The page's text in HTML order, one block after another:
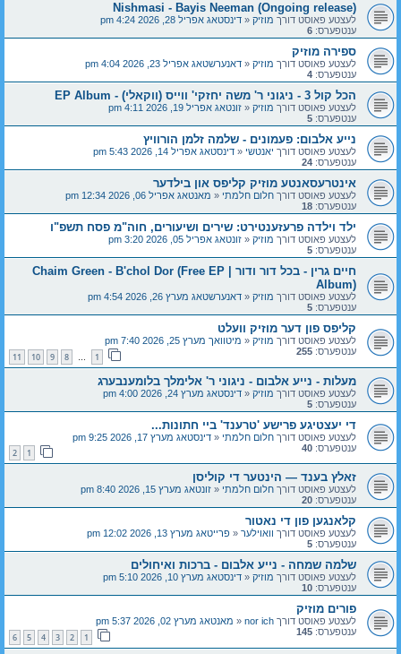
Nishmasi - Bayis Neeman (Ongoing release)
לעצטע פאוסט דורך מוזיק « דינסטאג אפריל 28, 2026 4:24 pm
ענטפערס: 6
ספירה מוזיק
לעצטע פאוסט דורך מוזיק « דאנערשטאג אפריל 23, 2026 4:04 pm
ענטפערס: 4
הכל קול 3 - ניגוני ר' משה יחזקי' ווייס (ווקאלי) - EP Album
לעצטע פאוסט דורך מוזיק « זונטאג אפריל 19, 2026 4:11 pm
ענטפערס: 5
נייע אלבום: פעמונים - שלמה זלמן הורוויץ
לעצטע פאוסט דורך יאנטשי « דינסטאג אפריל 14, 2026 5:43 pm
ענטפערס: 24
אינטרעסאנטע מוזיק קליפס און בילדער
לעצטע פאוסט דורך חלום חלמתי « מאנטאג אפריל 06, 2026 12:34 pm
ענטפערס: 18
ילד וילדה פרעזענטירט: שירים ושיעורים, חוה"מ פסח תשפ"ו
לעצטע פאוסט דורך מוזיק « זונטאג אפריל 05, 2026 3:20 pm
ענטפערס: 5
חיים גרין - בכל דור ודור | Chaim Green - B'chol Dor (Free EP
Album)
לעצטע פאוסט דורך מוזיק « דאנערשטאג מערץ 26, 2026 4:54 pm
ענטפערס: 5
קליפס פון דער מוזיק וועלט
לעצטע פאוסט דורך מוזיק « מיטוואך מערץ 25, 2026 7:40 pm
ענטפערס: 255
1
…
8
9
10
11
מעלות - נייע אלבום - ניגוני ר' אלימלך בלומענבערג
לעצטע פאוסט דורך מוזיק « דינסטאג מערץ 24, 2026 4:00 pm
ענטפערס: 5
די יעצטיגע פרישע 'טרענד' ביי חתונות...
לעצטע פאוסט דורך חלום חלמתי « דינסטאג מערץ 17, 2026 9:25 pm
ענטפערס: 40
1
2
זאלץ בענד — הינטער די קוליסן
לעצטע פאוסט דורך חלום חלמתי « זונטאג מערץ 15, 2026 8:40 pm
ענטפערס: 20
קלאנגען פון די נאטור
לעצטע פאוסט דורך וואוילער « פרייטאג מערץ 13, 2026 12:02 pm
ענטפערס: 5
שלמה שמחה - נייע אלבום - ברכות ואיחולים
לעצטע פאוסט דורך מוזיק « דינסטאג מערץ 10, 2026 5:10 pm
ענטפערס: 10
פורים מוזיק
לעצטע פאוסט דורך nor ich
« מאנטאג מערץ 02, 2026 5:37 pm
ענטפערס: 145
1
2
3
4
5
6